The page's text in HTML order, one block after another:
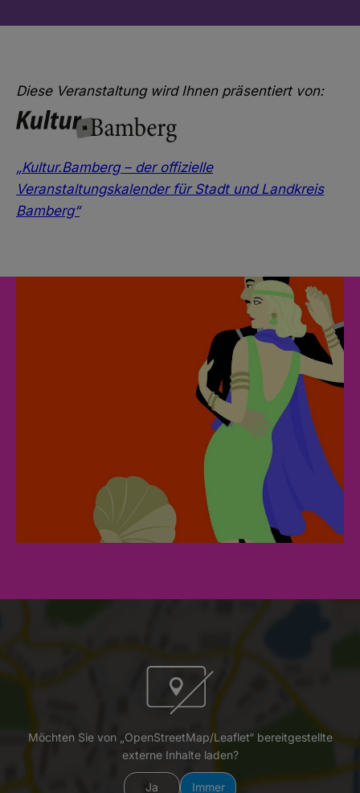
Diese Veranstaltung wird Ihnen präsentiert von:
„Kultur.Bamberg – der offizielle
Veranstaltungskalender für Stadt und Landkreis
Bamberg“
Möchten Sie von „OpenStreetMap/Leaflet“ bereitgestellte
externe Inhalte laden?
Ja Immer